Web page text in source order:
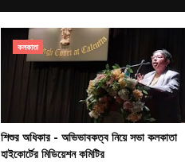
কলকাতা
শিশুর অধিকার - অভিভাবকত্ব নিয়ে সভা কলকাতা
হাইকোর্টের মিডিয়েশন কমিটির